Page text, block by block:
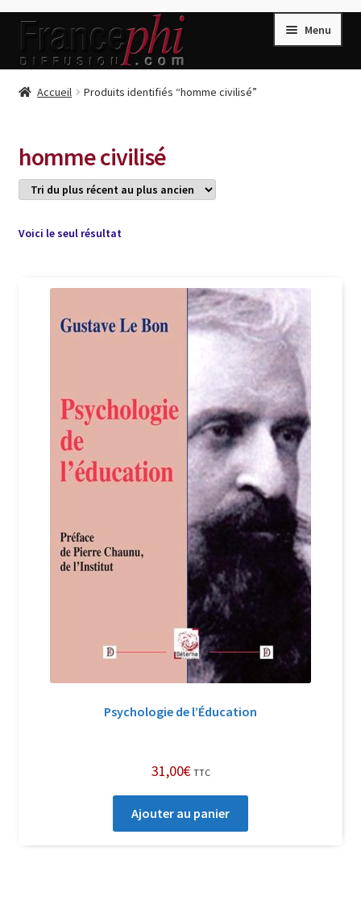
Aller
la
Aller
contenu
Menu
Accueil
Conditions de Vente
Connection
Listes d’Envies
Livres de Peter Randa
Newsletter
Nous Contacter
Politique de confidentialité et cookies
Qui sommes-nous ?
Soutien à Philippe Randa
Accueil Produits identifiés “homme civilisé”
homme civilisé
Voici le seul résultat
Psychologie de l’Éducation
31,00€ TTC
Ajouter au panier